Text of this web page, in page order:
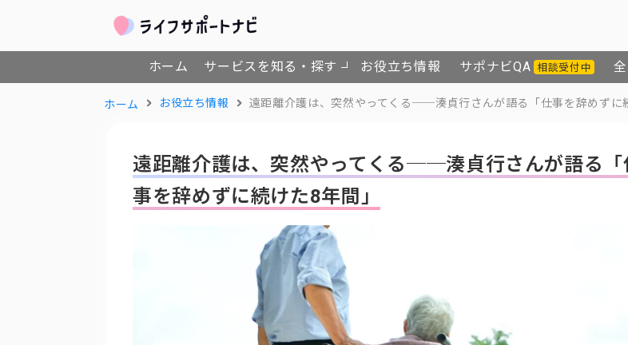
ホーム サービスを知る・探す お役立ち情報 サポナビQA 相談受付中
ホーム お役立ち情報 遠距離介護は、突然やってくる──湊貞行さんが語る「仕事を辞めずに
遠距離介護は、突然やってくる──湊貞行さんが語る「
事を辞めずに続けた8年間」